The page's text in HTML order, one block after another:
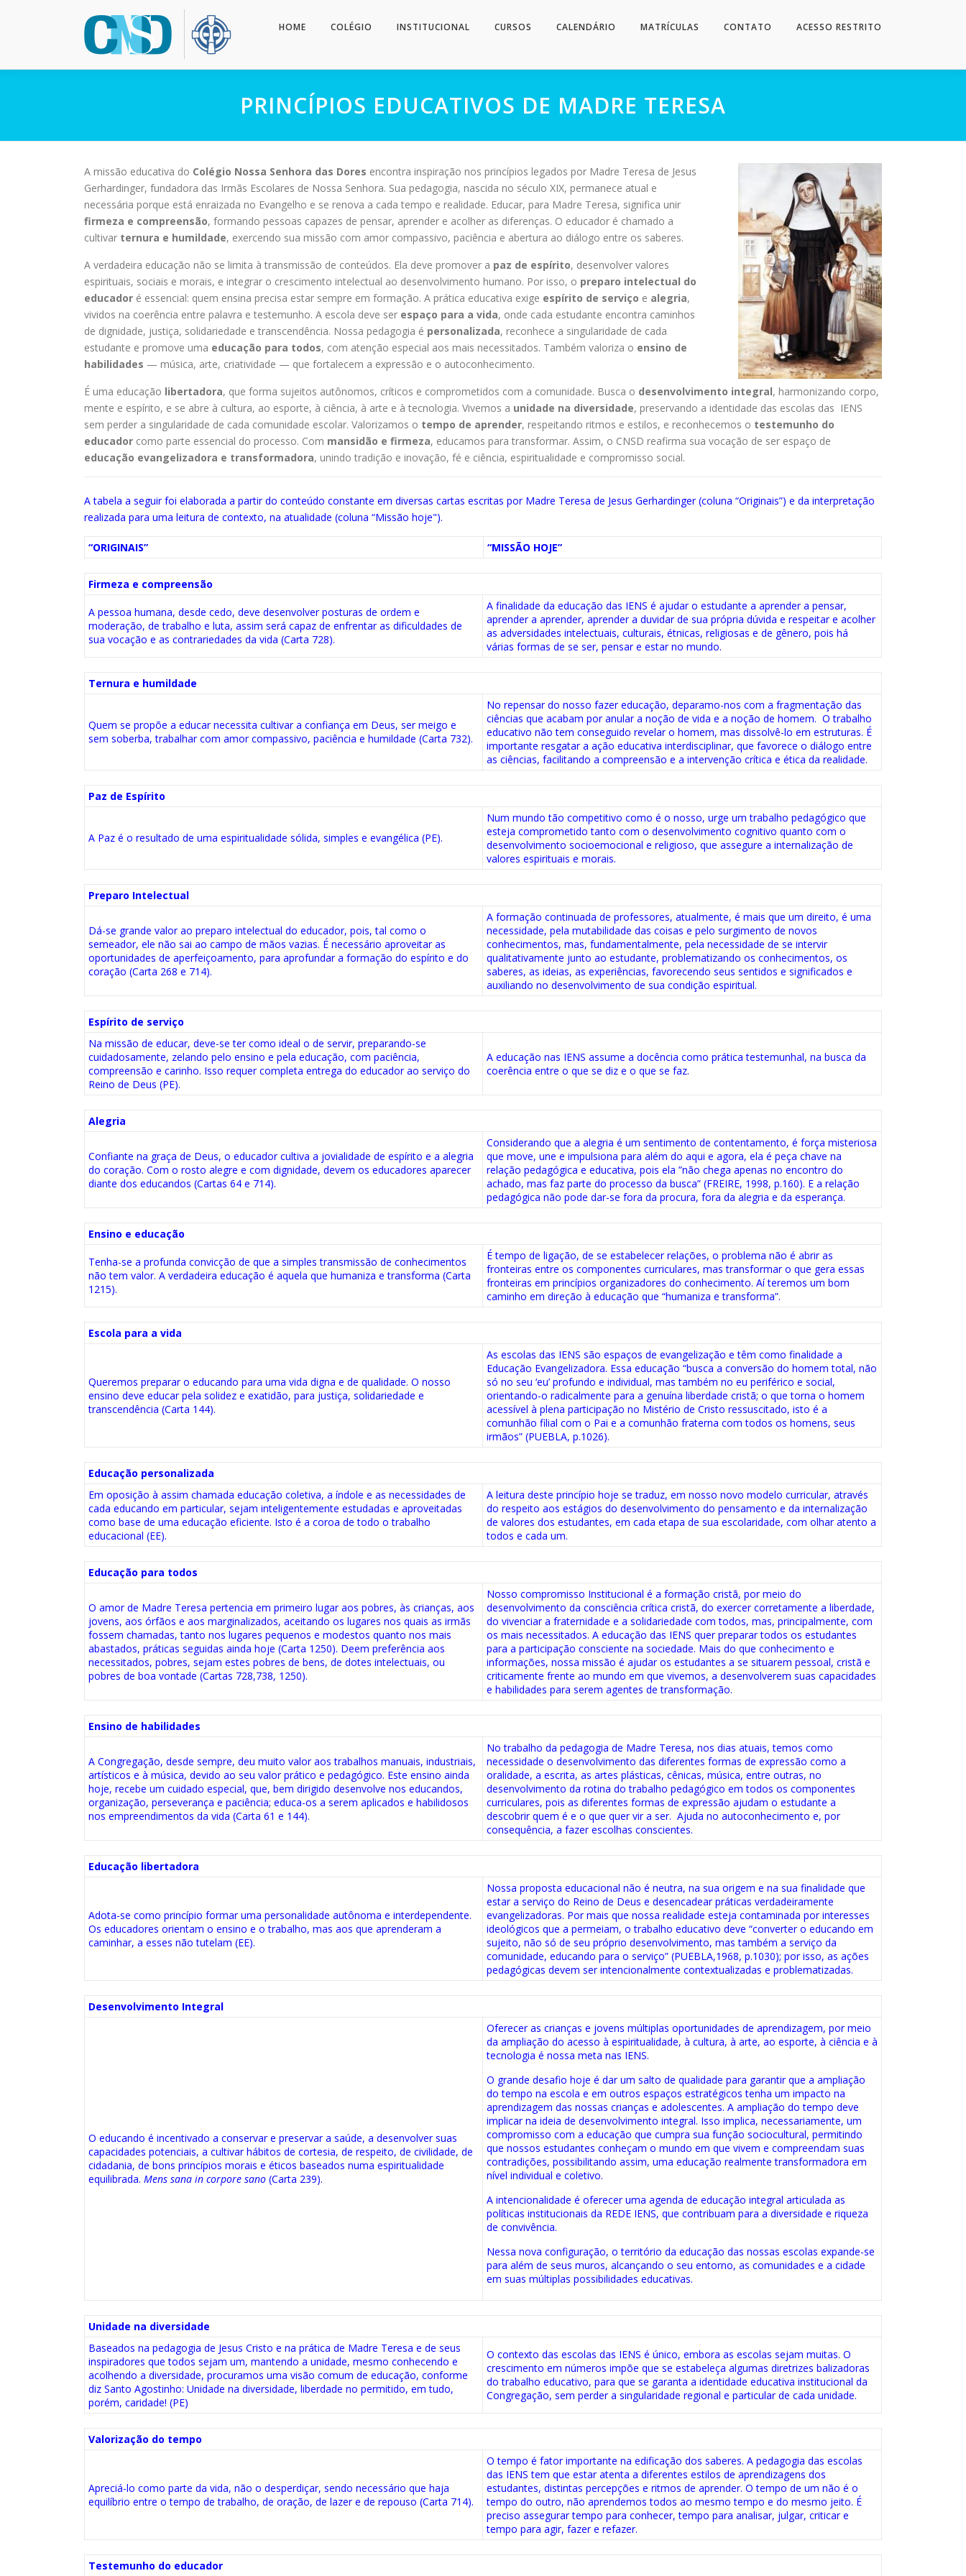
HOME COLÉGIO INSTITUCIONAL CURSOS CALENDÁRIO MATRÍCULAS CONTATO ACESSO RESTRITO
PRINCÍPIOS EDUCATIVOS DE MADRE TERESA
A missão educativa do Colégio Nossa Senhora das Dores encontra inspiração nos princípios legados por Madre Teresa de Jesus
Gerhardinger, fundadora das Irmãs Escolares de Nossa Senhora. Sua pedagogia, nascida no século XIX, permanece atual e
necessária porque está enraizada no Evangelho e se renova a cada tempo e realidade. Educar, para Madre Teresa, significa unir
firmeza e compreensão, formando pessoas capazes de pensar, aprender e acolher as diferenças. O educador é chamado a
cultivar ternura e humildade, exercendo sua missão com amor compassivo, paciência e abertura ao diálogo entre os saberes.
A verdadeira educação não se limita à transmissão de conteúdos. Ela deve promover a paz de espírito, desenvolver valores
espirituais, sociais e morais, e integrar o crescimento intelectual ao desenvolvimento humano. Por isso, o preparo intelectual do
educador é essencial: quem ensina precisa estar sempre em formação. A prática educativa exige espírito de serviço e alegria,
vividos na coerência entre palavra e testemunho. A escola deve ser espaço para a vida, onde cada estudante encontra caminhos
de dignidade, justiça, solidariedade e transcendência. Nossa pedagogia é personalizada, reconhece a singularidade de cada
estudante e promove uma educação para todos, com atenção especial aos mais necessitados. Também valoriza o ensino de
habilidades — música, arte, criatividade — que fortalecem a expressão e o autoconhecimento.
É uma educação libertadora, que forma sujeitos autônomos, críticos e comprometidos com a comunidade. Busca o desenvolvimento integral, harmonizando corpo,
mente e espírito, e se abre à cultura, ao esporte, à ciência, à arte e à tecnologia. Vivemos a unidade na diversidade, preservando a identidade das escolas das IENS
sem perder a singularidade de cada comunidade escolar. Valorizamos o tempo de aprender, respeitando ritmos e estilos, e reconhecemos o testemunho do
educador como parte essencial do processo. Com mansidão e firmeza, educamos para transformar. Assim, o CNSD reafirma sua vocação de ser espaço de
educação evangelizadora e transformadora, unindo tradição e inovação, fé e ciência, espiritualidade e compromisso social.
A tabela a seguir foi elaborada a partir do conteúdo constante em diversas cartas escritas por Madre Teresa de Jesus Gerhardinger (coluna “Originais”) e da interpretação
realizada para uma leitura de contexto, na atualidade (coluna “Missão hoje").
“ORIGINAIS” “MISSÃO HOJE”
Firmeza e compreensão
A pessoa humana, desde cedo, deve desenvolver posturas de ordem e
moderação, de trabalho e luta, assim será capaz de enfrentar as dificuldades de
sua vocação e as contrariedades da vida (Carta 728).
A finalidade da educação das IENS é ajudar o estudante a aprender a pensar,
aprender a aprender, aprender a duvidar de sua própria dúvida e respeitar e acolher
as adversidades intelectuais, culturais, étnicas, religiosas e de gênero, pois há
várias formas de se ser, pensar e estar no mundo.
Ternura e humildade
Quem se propõe a educar necessita cultivar a confiança em Deus, ser meigo e
sem soberba, trabalhar com amor compassivo, paciência e humildade (Carta 732).
No repensar do nosso fazer educação, deparamo-nos com a fragmentação das
ciências que acabam por anular a noção de vida e a noção de homem. O trabalho
educativo não tem conseguido revelar o homem, mas dissolvê-lo em estruturas. É
importante resgatar a ação educativa interdisciplinar, que favorece o diálogo entre
as ciências, facilitando a compreensão e a intervenção crítica e ética da realidade.
Paz de Espírito
A Paz é o resultado de uma espiritualidade sólida, simples e evangélica (PE).
Num mundo tão competitivo como é o nosso, urge um trabalho pedagógico que
esteja comprometido tanto com o desenvolvimento cognitivo quanto com o
desenvolvimento socioemocional e religioso, que assegure a internalização de
valores espirituais e morais.
Preparo Intelectual
Dá-se grande valor ao preparo intelectual do educador, pois, tal como o
semeador, ele não sai ao campo de mãos vazias. É necessário aproveitar as
oportunidades de aperfeiçoamento, para aprofundar a formação do espírito e do
coração (Carta 268 e 714).
A formação continuada de professores, atualmente, é mais que um direito, é uma
necessidade, pela mutabilidade das coisas e pelo surgimento de novos
conhecimentos, mas, fundamentalmente, pela necessidade de se intervir
qualitativamente junto ao estudante, problematizando os conhecimentos, os
saberes, as ideias, as experiências, favorecendo seus sentidos e significados e
auxiliando no desenvolvimento de sua condição espiritual.
Espírito de serviço
Na missão de educar, deve-se ter como ideal o de servir, preparando-se
cuidadosamente, zelando pelo ensino e pela educação, com paciência,
compreensão e carinho. Isso requer completa entrega do educador ao serviço do
Reino de Deus (PE).
A educação nas IENS assume a docência como prática testemunhal, na busca da
coerência entre o que se diz e o que se faz.
Alegria
Confiante na graça de Deus, o educador cultiva a jovialidade de espírito e a alegria
do coração. Com o rosto alegre e com dignidade, devem os educadores aparecer
diante dos educandos (Cartas 64 e 714).
Considerando que a alegria é um sentimento de contentamento, é força misteriosa
que move, une e impulsiona para além do aqui e agora, ela é peça chave na
relação pedagógica e educativa, pois ela ”não chega apenas no encontro do
achado, mas faz parte do processo da busca” (FREIRE, 1998, p.160). E a relação
pedagógica não pode dar-se fora da procura, fora da alegria e da esperança.
Ensino e educação
Tenha-se a profunda convicção de que a simples transmissão de conhecimentos
não tem valor. A verdadeira educação é aquela que humaniza e transforma (Carta
1215).
É tempo de ligação, de se estabelecer relações, o problema não é abrir as
fronteiras entre os componentes curriculares, mas transformar o que gera essas
fronteiras em princípios organizadores do conhecimento. Aí teremos um bom
caminho em direção à educação que “humaniza e transforma”.
Escola para a vida
Queremos preparar o educando para uma vida digna e de qualidade. O nosso
ensino deve educar pela solidez e exatidão, para justiça, solidariedade e
transcendência (Carta 144).
As escolas das IENS são espaços de evangelização e têm como finalidade a
Educação Evangelizadora. Essa educação “busca a conversão do homem total, não
só no seu ‘eu’ profundo e individual, mas também no eu periférico e social,
orientando-o radicalmente para a genuína liberdade cristã; o que torna o homem
acessível à plena participação no Mistério de Cristo ressuscitado, isto é a
comunhão filial com o Pai e a comunhão fraterna com todos os homens, seus
irmãos” (PUEBLA, p.1026).
Educação personalizada
Em oposição à assim chamada educação coletiva, a índole e as necessidades de
cada educando em particular, sejam inteligentemente estudadas e aproveitadas
como base de uma educação eficiente. Isto é a coroa de todo o trabalho
educacional (EE).
A leitura deste princípio hoje se traduz, em nosso novo modelo curricular, através
do respeito aos estágios do desenvolvimento do pensamento e da internalização
de valores dos estudantes, em cada etapa de sua escolaridade, com olhar atento a
todos e cada um.
Educação para todos
O amor de Madre Teresa pertencia em primeiro lugar aos pobres, às crianças, aos
jovens, aos órfãos e aos marginalizados, aceitando os lugares nos quais as irmãs
fossem chamadas, tanto nos lugares pequenos e modestos quanto nos mais
abastados, práticas seguidas ainda hoje (Carta 1250). Deem preferência aos
necessitados, pobres, sejam estes pobres de bens, de dotes intelectuais, ou
pobres de boa vontade (Cartas 728,738, 1250).
Nosso compromisso Institucional é a formação cristã, por meio do
desenvolvimento da consciência crítica cristã, do exercer corretamente a liberdade,
do vivenciar a fraternidade e a solidariedade com todos, mas, principalmente, com
os mais necessitados. A educação das IENS quer preparar todos os estudantes
para a participação consciente na sociedade. Mais do que conhecimento e
informações, nossa missão é ajudar os estudantes a se situarem pessoal, cristã e
criticamente frente ao mundo em que vivemos, a desenvolverem suas capacidades
e habilidades para serem agentes de transformação.
Ensino de habilidades
A Congregação, desde sempre, deu muito valor aos trabalhos manuais, industriais,
artísticos e à música, devido ao seu valor prático e pedagógico. Este ensino ainda
hoje, recebe um cuidado especial, que, bem dirigido desenvolve nos educandos,
organização, perseverança e paciência; educa-os a serem aplicados e habilidosos
nos empreendimentos da vida (Carta 61 e 144).
No trabalho da pedagogia de Madre Teresa, nos dias atuais, temos como
necessidade o desenvolvimento das diferentes formas de expressão como a
oralidade, a escrita, as artes plásticas, cênicas, música, entre outras, no
desenvolvimento da rotina do trabalho pedagógico em todos os componentes
curriculares, pois as diferentes formas de expressão ajudam o estudante a
descobrir quem é e o que quer vir a ser. Ajuda no autoconhecimento e, por
consequência, a fazer escolhas conscientes.
Educação libertadora
Adota-se como princípio formar uma personalidade autônoma e interdependente.
Os educadores orientam o ensino e o trabalho, mas aos que aprenderam a
caminhar, a esses não tutelam (EE).
Nossa proposta educacional não é neutra, na sua origem e na sua finalidade que
estar a serviço do Reino de Deus e desencadear práticas verdadeiramente
evangelizadoras. Por mais que nossa realidade esteja contaminada por interesses
ideológicos que a permeiam, o trabalho educativo deve “converter o educando em
sujeito, não só de seu próprio desenvolvimento, mas também a serviço da
comunidade, educando para o serviço” (PUEBLA,1968, p.1030); por isso, as ações
pedagógicas devem ser intencionalmente contextualizadas e problematizadas.
Desenvolvimento Integral
O educando é incentivado a conservar e preservar a saúde, a desenvolver suas
capacidades potenciais, a cultivar hábitos de cortesia, de respeito, de civilidade, de
cidadania, de bons princípios morais e éticos baseados numa espiritualidade
equilibrada. Mens sana in corpore sano (Carta 239).
Oferecer as crianças e jovens múltiplas oportunidades de aprendizagem, por meio
da ampliação do acesso à espiritualidade, à cultura, à arte, ao esporte, à ciência e à
tecnologia é nossa meta nas IENS.
O grande desafio hoje é dar um salto de qualidade para garantir que a ampliação
do tempo na escola e em outros espaços estratégicos tenha um impacto na
aprendizagem das nossas crianças e adolescentes. A ampliação do tempo deve
implicar na ideia de desenvolvimento integral. Isso implica, necessariamente, um
compromisso com a educação que cumpra sua função sociocultural, permitindo
que nossos estudantes conheçam o mundo em que vivem e compreendam suas
contradições, possibilitando assim, uma educação realmente transformadora em
nível individual e coletivo.
A intencionalidade é oferecer uma agenda de educação integral articulada as
políticas institucionais da REDE IENS, que contribuam para a diversidade e riqueza
de convivência.
Nessa nova configuração, o território da educação das nossas escolas expande-se
para além de seus muros, alcançando o seu entorno, as comunidades e a cidade
em suas múltiplas possibilidades educativas.
Unidade na diversidade
Baseados na pedagogia de Jesus Cristo e na prática de Madre Teresa e de seus
inspiradores que todos sejam um, mantendo a unidade, mesmo conhecendo e
acolhendo a diversidade, procuramos uma visão comum de educação, conforme
diz Santo Agostinho: Unidade na diversidade, liberdade no permitido, em tudo,
porém, caridade! (PE)
O contexto das escolas das IENS é único, embora as escolas sejam muitas. O
crescimento em números impõe que se estabeleça algumas diretrizes balizadoras
do trabalho educativo, para que se garanta a identidade educativa institucional da
Congregação, sem perder a singularidade regional e particular de cada unidade.
Valorização do tempo
Apreciá-lo como parte da vida, não o desperdiçar, sendo necessário que haja
equilíbrio entre o tempo de trabalho, de oração, de lazer e de repouso (Carta 714).
O tempo é fator importante na edificação dos saberes. A pedagogia das escolas
das IENS tem que estar atenta a diferentes estilos de aprendizagens dos
estudantes, distintas percepções e ritmos de aprender. O tempo de um não é o
tempo do outro, não aprendemos todos ao mesmo tempo e do mesmo jeito. É
preciso assegurar tempo para conhecer, tempo para analisar, julgar, criticar e
tempo para agir, fazer e refazer.
Testemunho do educador